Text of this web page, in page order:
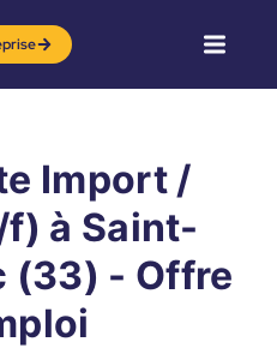
Import /
à Saint-
(33) - Offre